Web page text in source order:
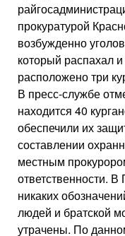
прокуратурой
возбужденно
который распахал
расположено три
В пресс-службе
находится 40
обеспечили их
составлении
местным
ответственности.
никаких
людей и братской
утрачены. По